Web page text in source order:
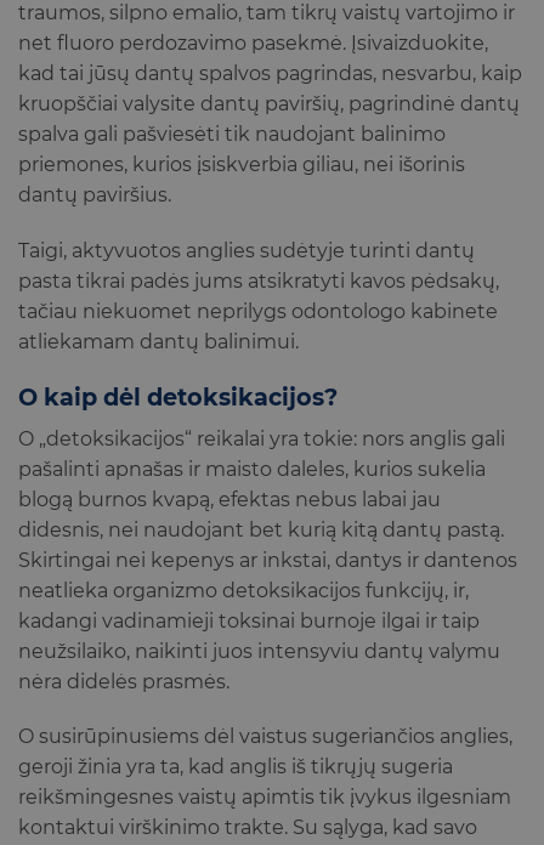
traumos, silpno emalio, tam tikrų vaistų vartojimo ir
net fluoro perdozavimo pasekmė. Įsivaizduokite,
kad tai jūsų dantų spalvos pagrindas, nesvarbu, kaip
kruopščiai valysite dantų paviršių, pagrindinė dantų
spalva gali pašviesėti tik naudojant balinimo
priemones, kurios įsiskverbia giliau, nei išorinis
dantų paviršius.
Taigi, aktyvuotos anglies sudėtyje turinti dantų
pasta tikrai padės jums atsikratyti kavos pėdsakų,
tačiau niekuomet neprilygs odontologo kabinete
atliekamam dantų balinimui.
O kaip dėl detoksikacijos?
O „detoksikacijos“ reikalai yra tokie: nors anglis gali
pašalinti apnašas ir maisto daleles, kurios sukelia
blogą burnos kvapą, efektas nebus labai jau
didesnis, nei naudojant bet kurią kitą dantų pastą.
Skirtingai nei kepenys ar inkstai, dantys ir dantenos
neatlieka organizmo detoksikacijos funkcijų, ir,
kadangi vadinamieji toksinai burnoje ilgai ir taip
neužsilaiko, naikinti juos intensyviu dantų valymu
nėra didelės prasmės.
O susirūpinusiems dėl vaistus sugeriančios anglies,
geroji žinia yra ta, kad anglis iš tikrųjų sugeria
reikšmingesnes vaistų apimtis tik įvykus ilgesniam
kontaktui virškinimo trakte. Su sąlyga, kad savo